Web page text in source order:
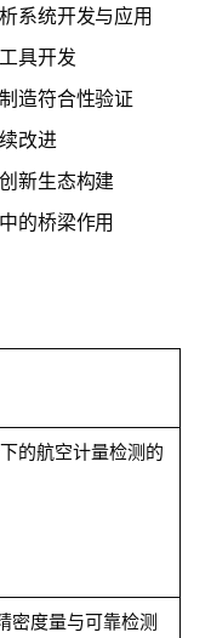
系统开发与应用
具开发
造符合性验证
改进
新生态构建
的桥梁作用
的航空计量检测的
密度量与可靠检测